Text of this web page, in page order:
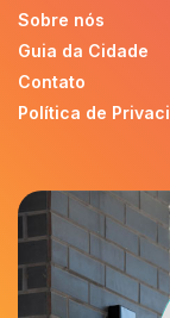
Sobre nós
Guia da Cidade
Contato
Política de